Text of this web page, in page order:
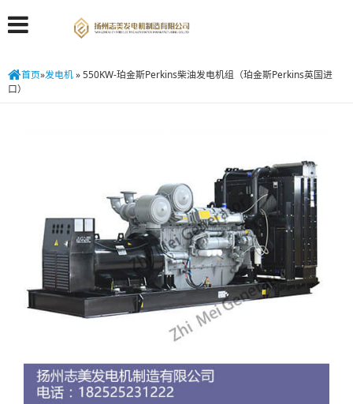
首页»发电机»550KW-珀金斯Perkins柴油发电机组（珀金斯Perkins英国进
口）